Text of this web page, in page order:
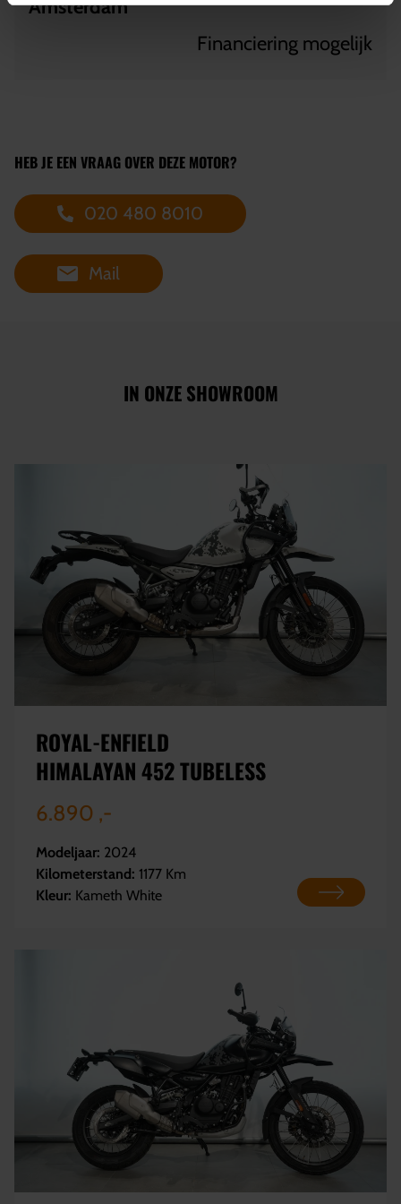
Amsterdam
Financiering mogelijk
HEB JE EEN VRAAG OVER DEZE MOTOR?
020 480 8010
Mail
IN ONZE SHOWROOM
ROYAL-ENFIELD
HIMALAYAN 452 TUBELESS
6.890 ,-
Modeljaar: 2024
Kilometerstand: 1177 Km
Kleur: Kameth White